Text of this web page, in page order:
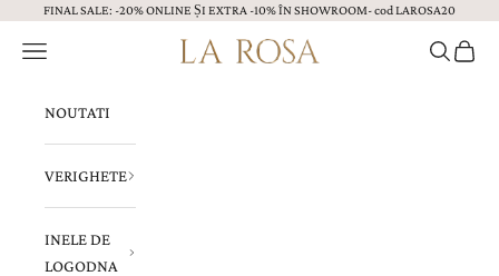
Sari la continut
FINAL SALE: -20% ONLINE ȘI EXTRA -10% ÎN SHOWROOM- cod LAROSA20
Bijuterii LA ROSA
Menu CautăCoș
NOUTATI
VERIGHETE
INELE DE
LOGODNA